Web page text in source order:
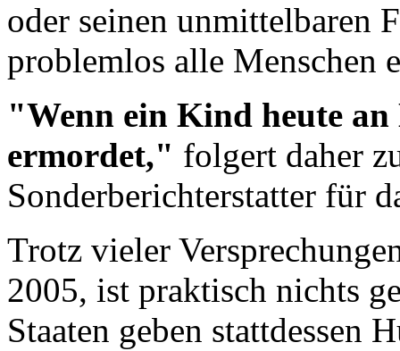
oder seinen unmittelbaren
problemlos alle Menschen
"Wenn ein Kind heute
ermordet," folgert daher
Sonderberichterstatter für
Trotz vieler
2005, ist praktisch nichts
Staaten geben